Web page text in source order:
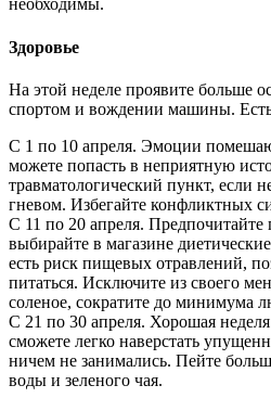
необходимы.
Здоровье
На этой неделе проявите больше
спортом и вождении машины. Есть
С 1 по 10 апреля. Эмоции
можете попасть в неприятную
травматологический пункт, если
гневом. Избегайте конфликтных
С 11 по 20 апреля. Предпочитайте
выбирайте в магазине
есть риск пищевых отравлений,
питаться. Исключите из своего
соленое, сократите до минимума
С 21 по 30 апреля. Хорошая
сможете легко наверстать
ничем не занимались. Пейте
воды и зеленого чая.